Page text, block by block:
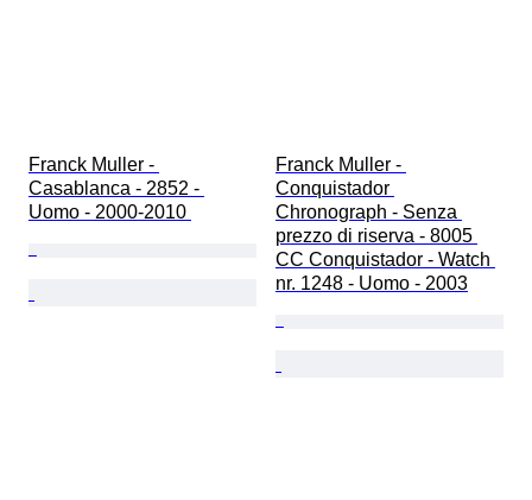
Franck Muller -
Casablanca - 2852 -
Uomo - 2000-2010
Franck Muller -
Conquistador
Chronograph - Senza
prezzo di riserva - 8005
CC Conquistador - Watch
nr. 1248 - Uomo - 2003